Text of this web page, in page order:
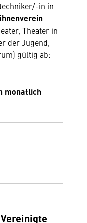
in in
Theater in
der Jugend,
gültig ab:
monatlich